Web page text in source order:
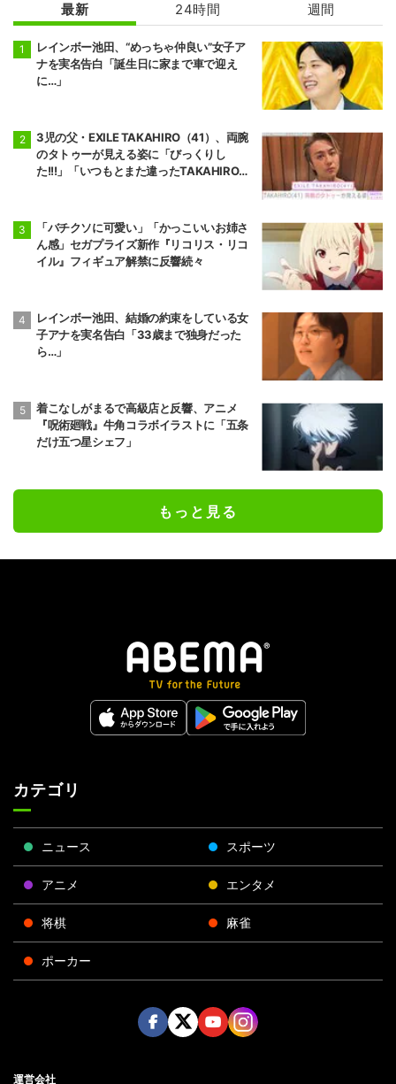
最新 24時間 週間
レインボー池田、“めっちゃ仲良い”女子ア
ナを実名告白「誕生日に家まで車で迎え
に…」
3児の父・EXILE TAKAHIRO（41）、両腕
のタトゥーが見える姿に「びっくりし
た!!!」「いつもとまた違ったTAKAHIROさ
「バチクソに可愛い」「かっこいいお姉さ
ん感」セガプライズ新作『リコリス・リコ
イル』フィギュア解禁に反響続々
レインボー池田、結婚の約束をしている女
子アナを実名告白「33歳まで独身だった
ら…」
着こなしがまるで高級店と反響、アニメ
『呪術廻戦』牛角コラボイラストに「五条
だけ五つ星シェフ」
もっと見る
カテゴリ
ニュース スポーツ
アニメ エンタメ
将棋 麻雀
ポーカー
運営会社